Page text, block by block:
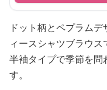
ドット柄とペプラム
ィースシャツブラウス
半袖タイプで季節を
す。